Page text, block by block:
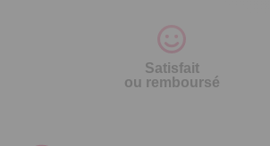
Satisfait
ou remboursé